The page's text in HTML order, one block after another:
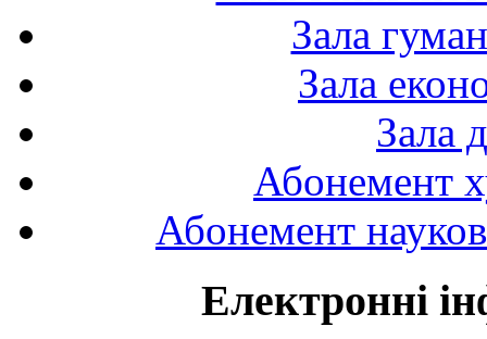
Зала
Зала
Зала
Абонемент
Абонемент
Електронні